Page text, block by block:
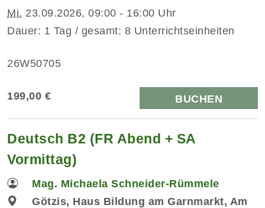
Mi. 23.09.2026, 09:00 - 16:00 Uhr
Dauer: 1 Tag / gesamt: 8 Unterrichtseinheiten
26W50705
199,00 € BUCHEN
Deutsch B2 (FR Abend + SA
Vormittag)
Mag. Michaela Schneider-Rümmele
Götzis, Haus Bildung am Garnmarkt, Am